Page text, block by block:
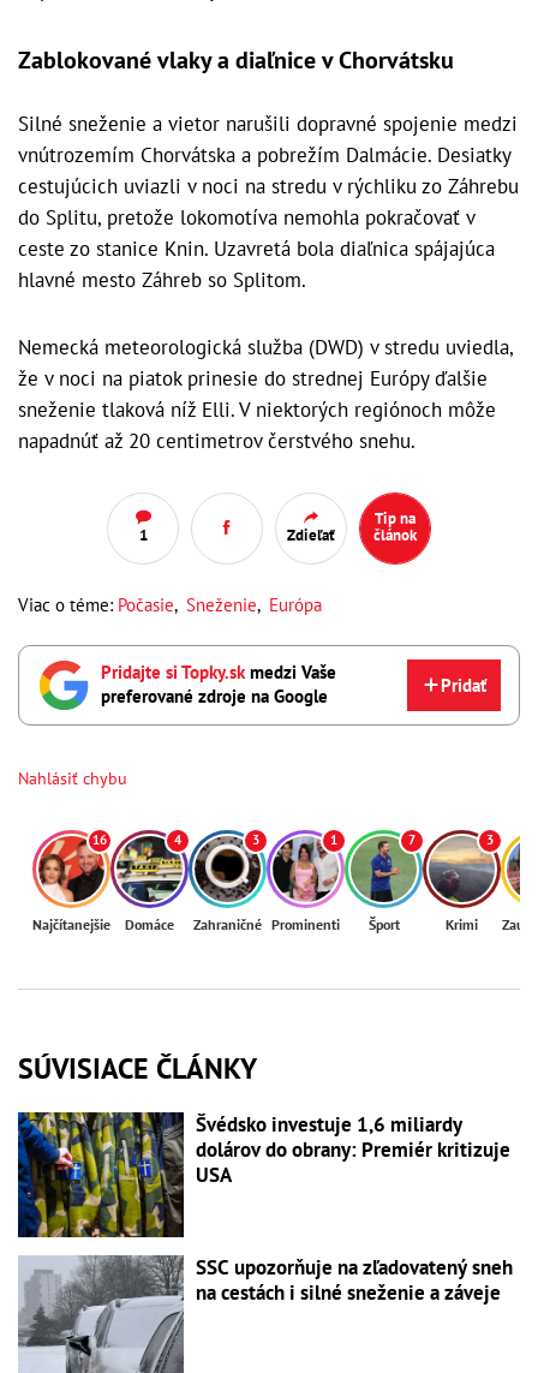
Zablokované vlaky a diaľnice v Chorvátsku
Silné sneženie a vietor narušili dopravné spojenie medzi
vnútrozemím Chorvátska a pobrežím Dalmácie. Desiatky
cestujúcich uviazli v noci na stredu v rýchliku zo Záhrebu
do Splitu, pretože lokomotíva nemohla pokračovať v
ceste zo stanice Knin. Uzavretá bola diaľnica spájajúca
hlavné mesto Záhreb so Splitom.
Nemecká meteorologická služba (DWD) v stredu uviedla,
že v noci na piatok prinesie do strednej Európy ďalšie
sneženie tlaková níž Elli. V niektorých regiónoch môže
napadnúť až 20 centimetrov čerstvého snehu.
1 Zdieľať
Tip na
článok
Viac o téme: Počasie, Sneženie, Európa
Pridajte si Topky.skmedzi Vaše
preferované zdroje na Google
Pridať
Nahlásiť chybu
16
Najčítanejšie
4
Domáce
3
Zahraničné
1
Prominenti
7
Šport
3
Krimi
SÚVISIACE ČLÁNKY
Švédsko investuje 1,6 miliardy
dolárov do obrany: Premiér kritizuje
USA
SSC upozorňuje na zľadovatený sneh
na cestách i silné sneženie a záveje